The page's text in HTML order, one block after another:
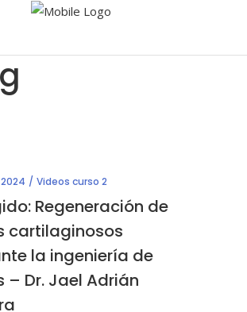
Videos curso 2
Regeneración de
cartilaginosos
la ingeniería de
– Dr. Jael Adrián